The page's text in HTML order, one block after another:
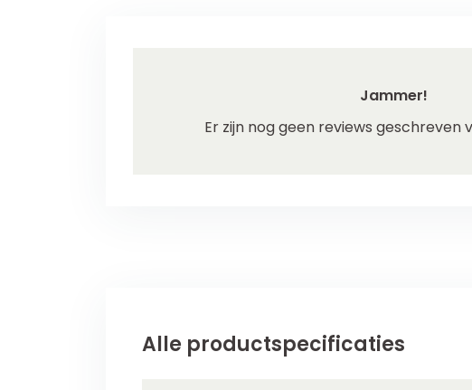
Jammer!
Er zijn nog geen reviews geschreven
Alle productspecificaties